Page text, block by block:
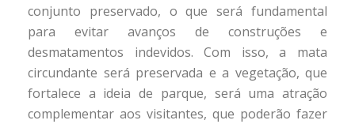
conjunto preservado, o que será fundamental
para evitar avanços de construções e
desmatamentos indevidos. Com isso, a mata
circundante será preservada e a vegetação, que
fortalece a ideia de parque, será uma atração
complementar aos visitantes, que poderão fazer